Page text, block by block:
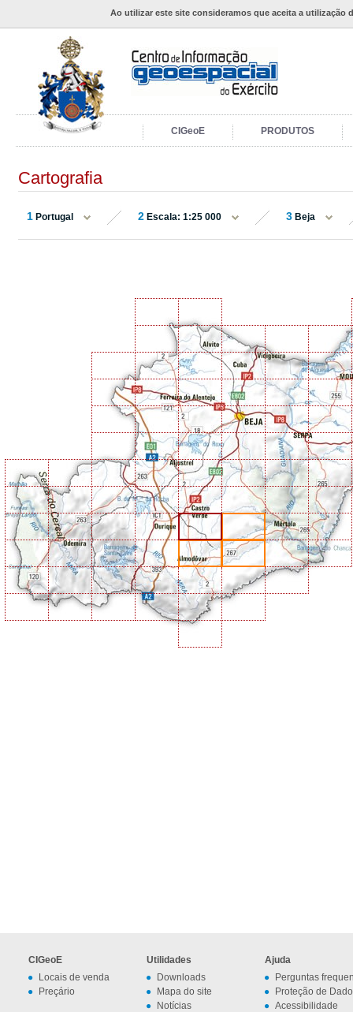
Ao utilizar este site consideramos que aceita a utilização
CIGeoE PRODUTOS
Cartografia
1 Portugal 2 Escala: 1:25 000 3 Beja
CIGeoE
Locais de venda
Preçário
Utilidades
Downloads
Mapa do site
Notícias
Ajuda
Perguntas
Proteção de
Acessibilidade